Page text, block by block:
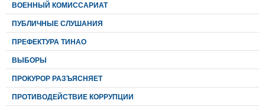
ВОЕННЫЙ КОМИССАРИАТ
ПУБЛИЧНЫЕ СЛУШАНИЯ
ПРЕФЕКТУРА ТИНАО
ВЫБОРЫ
ПРОКУРОР РАЗЪЯСНЯЕТ
ПРОТИВОДЕЙСТВИЕ КОРРУПЦИИ